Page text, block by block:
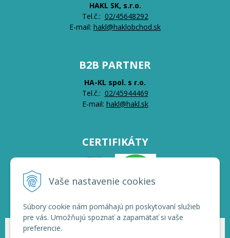
Vaše nastavenie cookies
Súbory cookie nám pomáhajú pri poskytovaní služieb
pre vás. Umožňujú spoznať a zapamätať si vaše
preferencie.
HAKL SK, s.r.o.
Tel.č.: 02/45648292
E-mail: hakl@haklobchod.sk
B2B PARTNER
HA-KL spol. s r.o.
Tel.č.: 02/45944469
E-mail: hakl@hakl.sk
CERTIFIKÁTY
© 2026 HAKL | Veľkoobchod •